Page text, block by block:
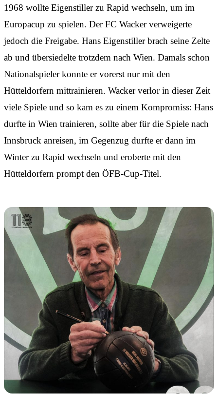
1968 wollte Eigenstiller zu Rapid wechseln, um im
Europacup zu spielen. Der FC Wacker verweigerte
jedoch die Freigabe. Hans Eigenstiller brach seine Zelte
ab und übersiedelte trotzdem nach Wien. Damals schon
Nationalspieler konnte er vorerst nur mit den
Hütteldorfern mittrainieren. Wacker verlor in dieser Zeit
viele Spiele und so kam es zu einem Kompromiss: Hans
durfte in Wien trainieren, sollte aber für die Spiele nach
Innsbruck anreisen, im Gegenzug durfte er dann im
Winter zu Rapid wechseln und eroberte mit den
Hütteldorfern prompt den ÖFB-Cup-Titel.